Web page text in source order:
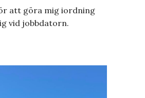
att göra mig iordning
vid jobbdatorn.